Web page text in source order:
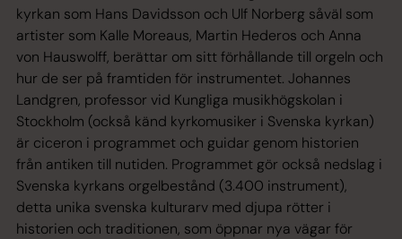
kyrkan som Hans Davidsson och Ulf Norberg såväl som
artister som Kalle Moreaus, Martin Hederos och Anna
von Hauswolff, berättar om sitt förhållande till orgeln och
hur de ser på framtiden för instrumentet. Johannes
Landgren, professor vid Kungliga musikhögskolan i
Stockholm (också känd kyrkomusiker i Svenska kyrkan)
är ciceron i programmet och guidar genom historien
från antiken till nutiden. Programmet gör också nedslag i
Svenska kyrkans orgelbestånd (3.400 instrument),
detta unika svenska kulturarv med djupa rötter i
historien och traditionen, som öppnar nya vägar för